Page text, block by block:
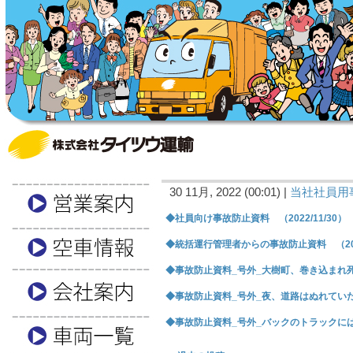
30 11月, 2022 (00:01) | 当社社員用
◆社員向け事故防止資料 （2022/11/30）
◆統括運行管理者からの事故防止資料 （
◆事故防止資料_号外_大樹町、巻き込ま
◆事故防止資料_号外_夜、道路はぬれて
◆事故防止資料_号外_バックのトラック